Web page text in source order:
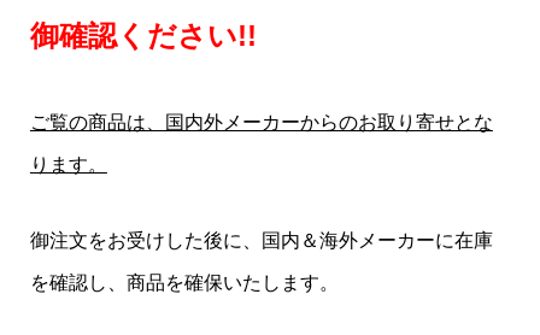
御確認ください!!
ご覧の商品は、国内外メーカーからのお取り寄せとな
ります。
御注文をお受けした後に、国内＆海外メーカーに在庫
を確認し、商品を確保いたします。